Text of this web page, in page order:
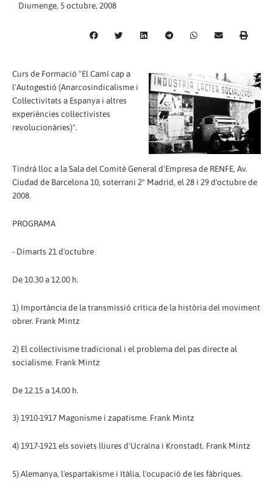
Diumenge, 5 octubre, 2008
Curs de Formació "El Camí cap a
l'Autogestió (Anarcosindicalisme i
Col·lectivitats a Espanya i altres
experiències col·lectivistes
revolucionàries)".
Tindrà lloc a la Sala del Comitè General d'Empresa de RENFE, Av.
Ciudad de Barcelona 10, soterrani 2º Madrid, el 28 i 29 d'octubre de
2008.
PROGRAMA
- Dimarts 21 d'octubre
De 10.30 a 12.00 h.
1) Importància de la transmissió crítica de la història del moviment
obrer. Frank Mintz
2) El col·lectivisme tradicional i el problema del pas directe al
socialisme. Frank Mintz
De 12.15 a 14.00 h.
3) 1910-1917 Magonisme i zapatisme. Frank Mintz
4) 1917-1921 els soviets lliures d'Ucraïna i Kronstadt. Frank Mintz
5) Alemanya, l'espartakisme i Itàlia, l'ocupació de les fàbriques.